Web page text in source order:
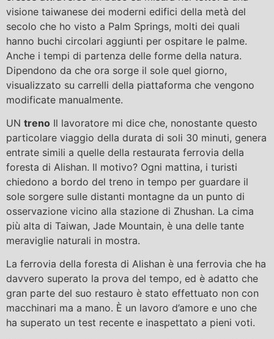
visione taiwanese dei moderni edifici della metà del
secolo che ho visto a Palm Springs, molti dei quali
hanno buchi circolari aggiunti per ospitare le palme.
Anche i tempi di partenza delle forme della natura.
Dipendono da che ora sorge il sole quel giorno,
visualizzato su carrelli della piattaforma che vengono
modificate manualmente.
UN treno Il lavoratore mi dice che, nonostante questo
particolare viaggio della durata di soli 30 minuti, genera
entrate simili a quelle della restaurata ferrovia della
foresta di Alishan. Il motivo? Ogni mattina, i turisti
chiedono a bordo del treno in tempo per guardare il
sole sorgere sulle distanti montagne da un punto di
osservazione vicino alla stazione di Zhushan. La cima
più alta di Taiwan, Jade Mountain, è una delle tante
meraviglie naturali in mostra.
La ferrovia della foresta di Alishan è una ferrovia che ha
davvero superato la prova del tempo, ed è adatto che
gran parte del suo restauro è stato effettuato non con
macchinari ma a mano. È un lavoro d’amore e uno che
ha superato un test recente e inaspettato a pieni voti.